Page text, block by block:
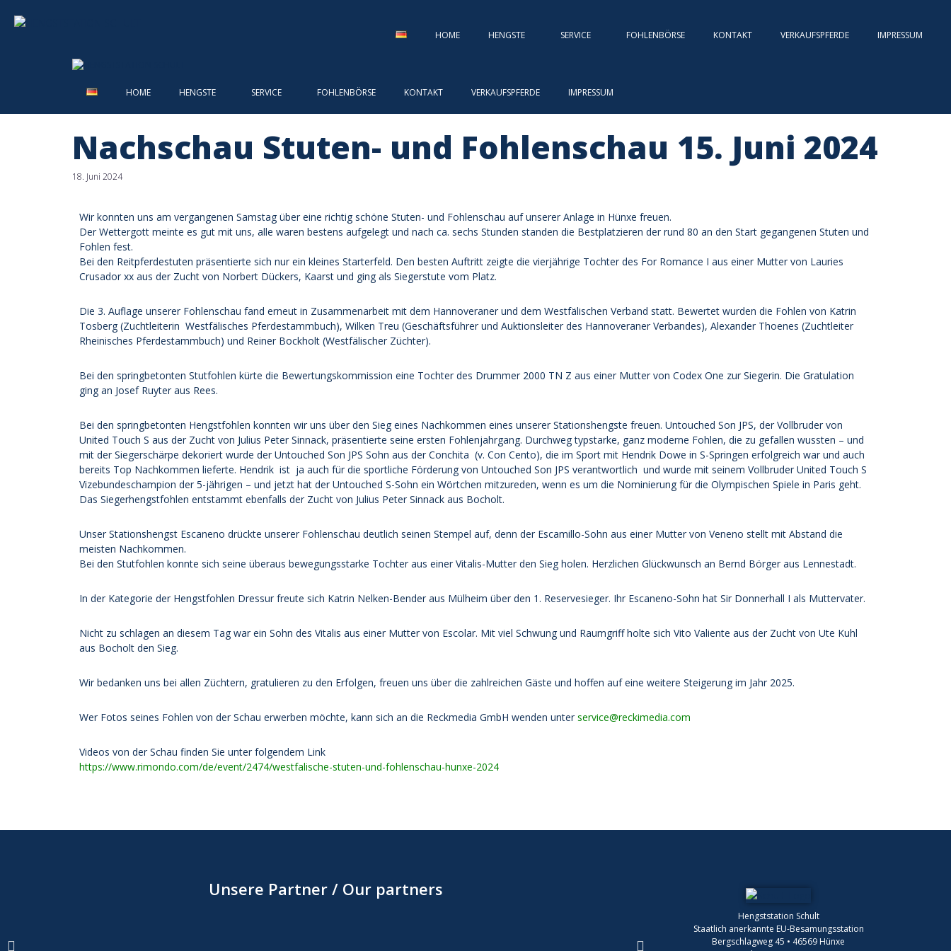
HOME HENGSTE SERVICE FOHLENBÖRSE KONTAKT VERKAUFSPFERDE IMPRESSUM
HOME HENGSTE SERVICE FOHLENBÖRSE KONTAKT VERKAUFSPFERDE IMPRESSUM
Nachschau Stuten- und Fohlenschau 15. Juni 2024
18. Juni 2024
Wir konnten uns am vergangenen Samstag über eine richtig schöne Stuten- und Fohlenschau auf unserer Anlage in Hünxe freuen.
Der Wettergott meinte es gut mit uns, alle waren bestens aufgelegt und nach ca. sechs Stunden standen die Bestplatzieren der rund 80 an den Start gegangenen Stuten und
Fohlen fest.
Bei den Reitpferdestuten präsentierte sich nur ein kleines Starterfeld. Den besten Auftritt zeigte die vierjährige Tochter des For Romance I aus einer Mutter von Lauries
Crusador xx aus der Zucht von Norbert Dückers, Kaarst und ging als Siegerstute vom Platz.
Die 3. Auflage unserer Fohlenschau fand erneut in Zusammenarbeit mit dem Hannoveraner und dem Westfälischen Verband statt. Bewertet wurden die Fohlen von Katrin
Tosberg (Zuchtleiterin Westfälisches Pferdestammbuch), Wilken Treu (Geschäftsführer und Auktionsleiter des Hannoveraner Verbandes), Alexander Thoenes (Zuchtleiter
Rheinisches Pferdestammbuch) und Reiner Bockholt (Westfälischer Züchter).
Bei den springbetonten Stutfohlen kürte die Bewertungskommission eine Tochter des Drummer 2000 TN Z aus einer Mutter von Codex One zur Siegerin. Die Gratulation
ging an Josef Ruyter aus Rees.
Bei den springbetonten Hengstfohlen konnten wir uns über den Sieg eines Nachkommen eines unserer Stationshengste freuen. Untouched Son JPS, der Vollbruder von
United Touch S aus der Zucht von Julius Peter Sinnack, präsentierte seine ersten Fohlenjahrgang. Durchweg typstarke, ganz moderne Fohlen, die zu gefallen wussten – und
mit der Siegerschärpe dekoriert wurde der Untouched Son JPS Sohn aus der Conchita (v. Con Cento), die im Sport mit Hendrik Dowe in S-Springen erfolgreich war und auch
bereits Top Nachkommen lieferte. Hendrik ist ja auch für die sportliche Förderung von Untouched Son JPS verantwortlich und wurde mit seinem Vollbruder United Touch S
Vizebundeschampion der 5-jährigen – und jetzt hat der Untouched S-Sohn ein Wörtchen mitzureden, wenn es um die Nominierung für die Olympischen Spiele in Paris geht.
Das Siegerhengstfohlen entstammt ebenfalls der Zucht von Julius Peter Sinnack aus Bocholt.
Unser Stationshengst Escaneno drückte unserer Fohlenschau deutlich seinen Stempel auf, denn der Escamillo-Sohn aus einer Mutter von Veneno stellt mit Abstand die
meisten Nachkommen.
Bei den Stutfohlen konnte sich seine überaus bewegungsstarke Tochter aus einer Vitalis-Mutter den Sieg holen. Herzlichen Glückwunsch an Bernd Börger aus Lennestadt.
In der Kategorie der Hengstfohlen Dressur freute sich Katrin Nelken-Bender aus Mülheim über den 1. Reservesieger. Ihr Escaneno-Sohn hat Sir Donnerhall I als Muttervater.
Nicht zu schlagen an diesem Tag war ein Sohn des Vitalis aus einer Mutter von Escolar. Mit viel Schwung und Raumgriff holte sich Vito Valiente aus der Zucht von Ute Kuhl
aus Bocholt den Sieg.
Wir bedanken uns bei allen Züchtern, gratulieren zu den Erfolgen, freuen uns über die zahlreichen Gäste und hoffen auf eine weitere Steigerung im Jahr 2025.
Wer Fotos seines Fohlen von der Schau erwerben möchte, kann sich an die Reckmedia GmbH wenden unter service@reckimedia.com
Videos von der Schau finden Sie unter folgendem Link
https://www.rimondo.com/de/event/2474/westfalische-stuten-und-fohlenschau-hunxe-2024
Unsere Partner / Our partners
Hengststation Schult
Staatlich anerkannte EU-Besamungsstation
Bergschlagweg 45 • 46569 Hünxe